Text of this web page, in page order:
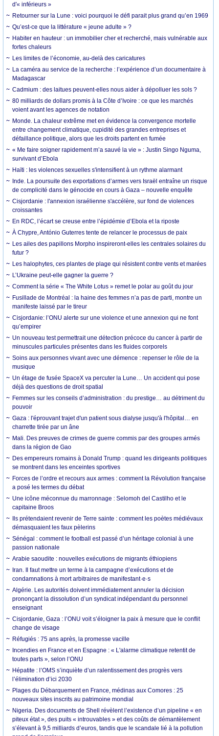
d'« inférieurs »
Retourner sur la Lune : voici pourquoi le défi parait plus grand qu’en 1969
Qu’est-ce que la littérature « jeune adulte » ?
Habiter en hauteur : un immobilier cher et recherché, mais vulnérable aux
fortes chaleurs
Les limites de l’économie, au-delà des caricatures
La caméra au service de la recherche : l’expérience d’un documentaire à
Madagascar
Cadmium : des laitues peuvent-elles nous aider à dépolluer les sols ?
80 milliards de dollars promis à la Côte d’Ivoire : ce que les marchés
voient avant les agences de notation
Monde. La chaleur extrême met en évidence la convergence mortelle
entre changement climatique, cupidité des grandes entreprises et
défaillance politique, alors que les droits partent en fumée
« Me faire soigner rapidement m’a sauvé la vie » : Justin Singo Nguma,
survivant d’Ebola
Haïti : les violences sexuelles s'intensifient à un rythme alarmant
Inde. La poursuite des exportations d’armes vers Israël entraîne un risque
de complicité dans le génocide en cours à Gaza – nouvelle enquête
Cisjordanie : l'annexion israélienne s'accélère, sur fond de violences
croissantes
En RDC, l’écart se creuse entre l’épidémie d’Ebola et la riposte
À Chypre, António Guterres tente de relancer le processus de paix
Les ailes des papillons Morpho inspireront-elles les centrales solaires du
futur ?
Les halophytes, ces plantes de plage qui résistent contre vents et marées
L’Ukraine peut-elle gagner la guerre ?
Comment la série « The White Lotus » remet le polar au goût du jour
Fusillade de Montréal : la haine des femmes n’a pas de parti, montre un
manifeste laissé par le tireur
Cisjordanie: l’ONU alerte sur une violence et une annexion qui ne font
qu’empirer
Un nouveau test permettrait une détection précoce du cancer à partir de
minuscules particules présentes dans les fluides corporels
Soins aux personnes vivant avec une démence : repenser le rôle de la
musique
Un étage de fusée SpaceX va percuter la Lune… Un accident qui pose
déjà des questions de droit spatial
Femmes sur les conseils d’administration : du prestige… au détriment du
pouvoir
Gaza : l'éprouvant trajet d'un patient sous dialyse jusqu'à l'hôpital… en
charrette tirée par un âne
Mali. Des preuves de crimes de guerre commis par des groupes armés
dans la région de Gao
Des empereurs romains à Donald Trump : quand les dirigeants politiques
se montrent dans les enceintes sportives
Forces de l’ordre et recours aux armes : comment la Révolution française
a posé les termes du débat
Une icône méconnue du marronnage : Selomoh del Castilho et le
capitaine Broos
Ils prétendaient revenir de Terre sainte : comment les poètes médiévaux
démasquaient les faux pèlerins
Sénégal : comment le football est passé d’un héritage colonial à une
passion nationale
Arabie saoudite : nouvelles exécutions de migrants éthiopiens
Iran. Il faut mettre un terme à la campagne d’exécutions et de
condamnations à mort arbitraires de manifestant·e·s
Algérie. Les autorités doivent immédiatement annuler la décision
prononçant la dissolution d’un syndicat indépendant du personnel
enseignant
Cisjordanie, Gaza : l’ONU voit s’éloigner la paix à mesure que le conflit
change de visage
Réfugiés : 75 ans après, la promesse vacille
Incendies en France et en Espagne : « L'alarme climatique retentit de
toutes parts », selon l’ONU
Hépatite : l’OMS s’inquiète d’un ralentissement des progrès vers
l’élimination d’ici 2030
Plages du Débarquement en France, médinas aux Comores : 25
nouveaux sites inscrits au patrimoine mondial
Nigeria. Des documents de Shell révèlent l’existence d’un pipeline « en
piteux état », des puits « introuvables » et des coûts de démantèlement
s’élevant à 9,5 milliards d’euros, tandis que le scandale lié à la pollution